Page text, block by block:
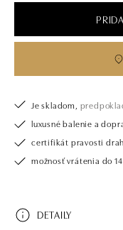
Je skladom,
luxusné balenie a
certifikát pravosti
možnosť vrátenia do
DETAILY